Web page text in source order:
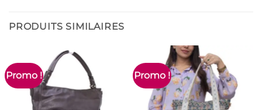
PRODUITS SIMILAIRES
Promo ! Promo !